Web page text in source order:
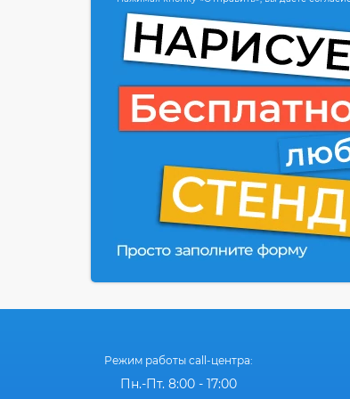
Режим работы call-центра:
Пн.-Пт. 8:00 - 17:00